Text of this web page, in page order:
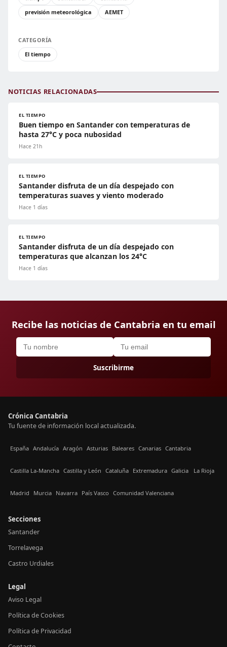
previsión meteorológica
AEMET
CATEGORÍA
El tiempo
NOTICIAS RELACIONADAS
EL TIEMPO
Buen tiempo en Santander con temperaturas de
hasta 27°C y poca nubosidad
Hace 21h
EL TIEMPO
Santander disfruta de un día despejado con
temperaturas suaves y viento moderado
Hace 1 días
EL TIEMPO
Santander disfruta de un día despejado con
temperaturas que alcanzan los 24°C
Hace 1 días
Recibe las noticias de Cantabria en tu email
Suscribirme
Crónica Cantabria
Tu fuente de información local actualizada.
España Andalucía Aragón Asturias Baleares Canarias Cantabria
Castilla La-Mancha Castilla y León Cataluña Extremadura Galicia La Rioja
Madrid Murcia Navarra País Vasco Comunidad Valenciana
Secciones
Santander
Torrelavega
Castro Urdiales
Legal
Aviso Legal
Política de Cookies
Política de Privacidad